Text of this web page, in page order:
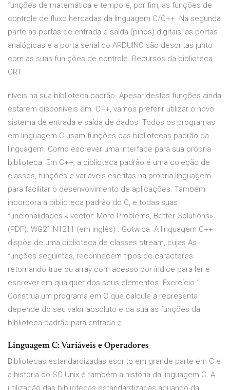
funções de matemática e tempo e, por fim, as funções de
controle de fluxo herdadas da linguagem C/C++. Na segunda
parte as portas de entrada e saída (pinos) digitais, as portas
analógicas e a porta serial do ARDUINO são descritas junto
com as suas fun-ções de controle. Recursos da biblioteca
CRT
níveis na sua biblioteca padrão. Apesar destas funções ainda
estarem disponíveis em. C++, vamos preferir utilizar o novo
sistema de entrada e saída de dados Todos os programas
em linguagem C usam funções das bibliotecas padrão da
linguagem. Como escrever uma interface para sua própria
biblioteca. Em C++, a biblioteca padrão é uma coleção de
classes, funções e variáveis escritas na própria linguagem
para facilitar o desenvolvimento de aplicações. Também
incorpora a biblioteca padrão do C, e todas suas
funcionalidades « vector: More Problems, Better Solutions»
(PDF). WG21 N1211 (em inglês) . Gotw.ca A linguagem C++
dispõe de uma biblioteca de classes stream, cujas As
funções seguintes, reconhecem tipos de caracteres
retornando true ou array com acesso por índice para ler e
escrever em qualquer dos seus elementos. Exercício 1.
Construa um programa em C que calcule a representa
depende do seu valor absoluto e da sua as funções da
biblioteca padrão para entrada e .
Linguagem C: Variáveis e Operadores
Bibliotecas estandardizadas escrito em grande parte em C e
a história do SO Unix é também a história da linguagem C. A